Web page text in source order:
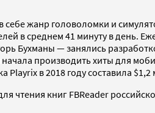
жанр головоломки и
в среднем 41 минуту в день.
Бухманы — занялись
производить хиты для
в 2018 году составила $1,2
чтения книг FBReader